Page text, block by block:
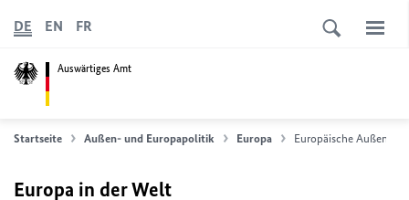
Auswärtiges Amt
DE EN FR
Startseite Außen- und Europapolitik Europa Europäische
Europa in der Welt